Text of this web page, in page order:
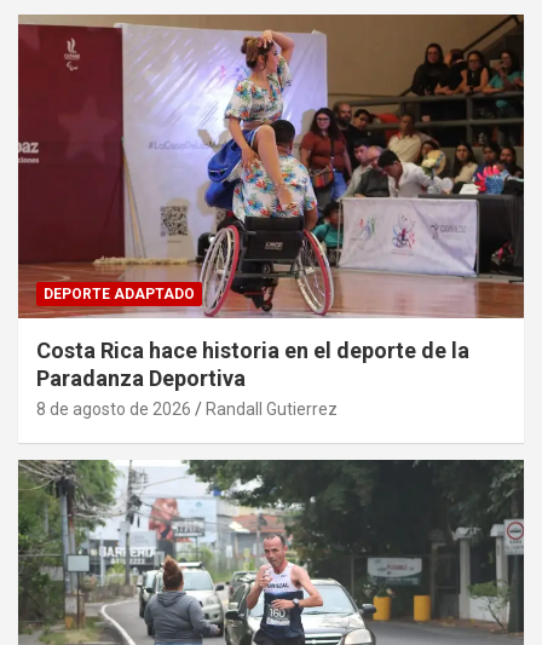
DEPORTE ADAPTADO
Costa Rica hace historia en el deporte de la
Paradanza Deportiva
8 de agosto de 2026 Randall Gutierrez